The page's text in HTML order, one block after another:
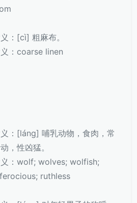
：[cì] 粗麻布。
：coarse linen
：[láng] 哺乳动物，食肉，常
，性凶猛。
：wolf; wolves; wolfish;
ruthless